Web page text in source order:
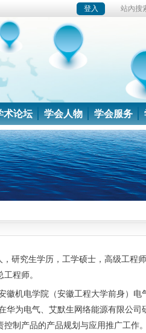
站內搜
术论坛 学会人物 学会服务
研究生学历，工学硕士，高级工程师
程师。
徽机电学院（安徽工程大学前身）电
华为电气、艾默生网络能源有限公司
制产品的产品规划与应用推广工作